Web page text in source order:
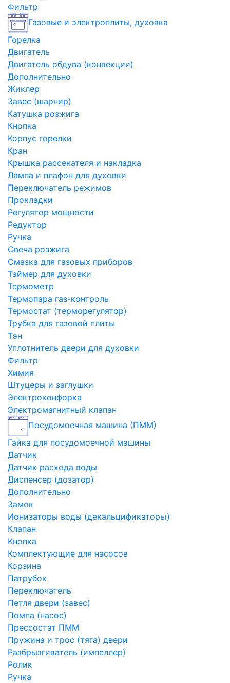
Фильтр
Газовые и электроплиты, духовка
Горелка
Двигатель
Двигатель обдува (конвекции)
Дополнительно
Жиклер
Завес (шарнир)
Катушка розжига
Кнопка
Корпус горелки
Кран
Крышка рассекателя и накладка
Лампа и плафон для духовки
Переключатель режимов
Прокладки
Регулятор мощности
Редуктор
Ручка
Свеча розжига
Смазка для газовых приборов
Таймер для духовки
Термометр
Термопара газ-контроль
Термостат (терморегулятор)
Трубка для газовой плиты
Тэн
Уплотнитель двери для духовки
Фильтр
Химия
Штуцеры и заглушки
Электроконфорка
Электромагнитный клапан
Посудомоечная машина (ПММ)
Гайка для посудомоечной машины
Датчик
Датчик расхода воды
Диспенсер (дозатор)
Дополнительно
Замок
Ионизаторы воды (декальцификаторы)
Клапан
Кнопка
Комплектующие для насосов
Корзина
Патрубок
Переключатель
Петля двери (завес)
Помпа (насос)
Преcсостат ПММ
Пружина и трос (тяга) двери
Разбрызгиватель (импеллер)
Ролик
Ручка